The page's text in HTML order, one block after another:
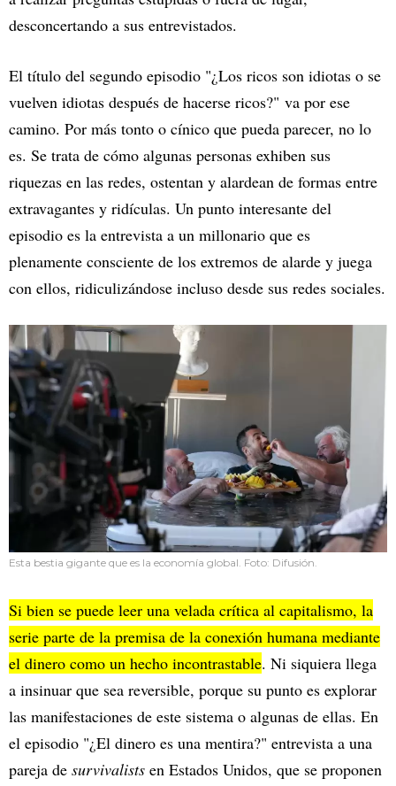
desconcertando a sus entrevistados.
El título del segundo episodio "¿Los ricos son idiotas o se
vuelven idiotas después de hacerse ricos?" va por ese
camino. Por más tonto o cínico que pueda parecer, no lo
es. Se trata de cómo algunas personas exhiben sus
riquezas en las redes, ostentan y alardean de formas entre
extravagantes y ridículas. Un punto interesante del
episodio es la entrevista a un millonario que es
plenamente consciente de los extremos de alarde y juega
con ellos, ridiculizándose incluso desde sus redes sociales.
Esta bestia gigante que es la economía global. Foto: Difusión.
Si bien se puede leer una velada crítica al capitalismo, la
serie parte de la premisa de la conexión humana mediante
el dinero como un hecho incontrastable. Ni siquiera llega
a insinuar que sea reversible, porque su punto es explorar
las manifestaciones de este sistema o algunas de ellas. En
el episodio "¿El dinero es una mentira?" entrevista a una
pareja de survivalists en Estados Unidos, que se proponen